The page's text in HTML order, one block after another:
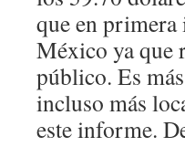
que en primera
México ya que
público. Es
incluso más
este informe.